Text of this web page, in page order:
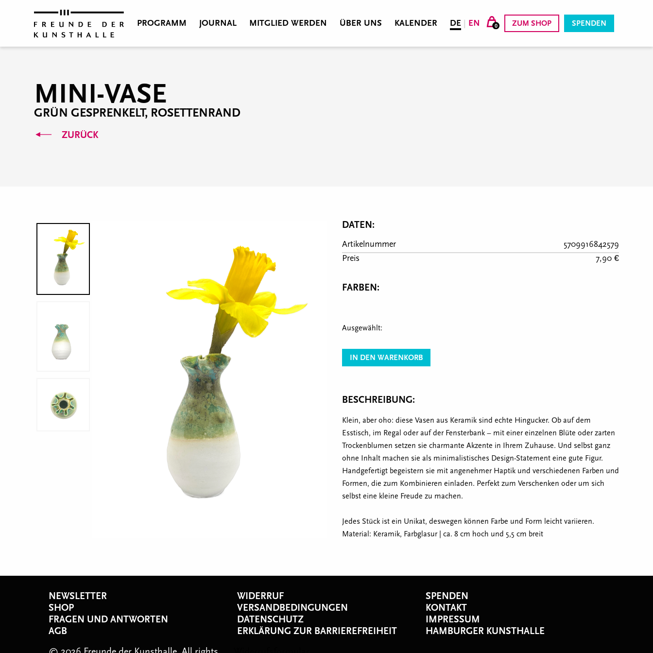
PROGRAMM JOURNAL MITGLIED WERDEN ÜBER UNS KALENDER DE EN 0 ZUM SHOP SPENDEN
MINI-VASE
GRÜN GESPRENKELT, ROSETTENRAND
ZURÜCK
DATEN:
Artikelnummer
5709916842579
Preis
7,90 €
FARBEN:
Ausgewählt:
IN DEN WARENKORB
BESCHREIBUNG:
Klein, aber oho: diese Vasen aus Keramik sind echte Hingucker. Ob auf dem
Esstisch, im Regal oder auf der Fensterbank – mit einer einzelnen Blüte oder zarten
Trockenblumen setzen sie charmante Akzente in Ihrem Zuhause. Und selbst ganz
ohne Inhalt machen sie als minimalistisches Design-Statement eine gute Figur.
Handgefertigt begeistern sie mit angenehmer Haptik und verschiedenen Farben und
Formen, die zum Kombinieren einladen. Perfekt zum Verschenken oder um sich
selbst eine kleine Freude zu machen.
Jedes Stück ist ein Unikat, deswegen können Farbe und Form leicht variieren.
Material: Keramik, Farbglasur | ca. 8 cm hoch und 5,5 cm breit
NEWSLETTER
SHOP
FRAGEN UND ANTWORTEN
AGB
WIDERRUF
VERSANDBEDINGUNGEN
DATENSCHUTZ
ERKLÄRUNG ZUR BARRIEREFREIHEIT
SPENDEN
KONTAKT
IMPRESSUM
HAMBURGER KUNSTHALLE